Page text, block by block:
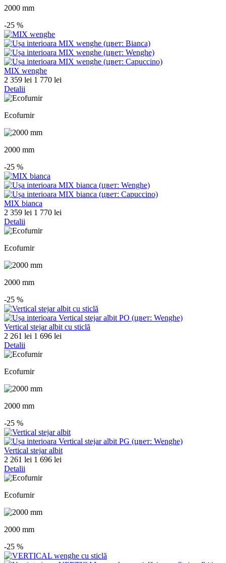
2000 mm
-25 %
MIX wenghe
2 359 lei 1 770 lei
Detalii
Ecofurnir
2000 mm
-25 %
MIX bianca
2 359 lei 1 770 lei
Detalii
Ecofurnir
2000 mm
-25 %
Vertical stejar albit cu sticlă
2 261 lei 1 696 lei
Detalii
Ecofurnir
2000 mm
-25 %
Vertical stejar albit
2 261 lei 1 696 lei
Detalii
Ecofurnir
2000 mm
-25 %